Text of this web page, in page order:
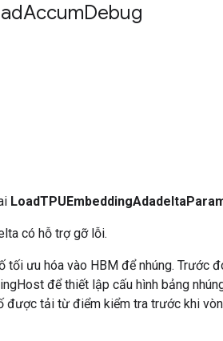
AccumDebug
có hỗ trợ gỡ lỗi.
tối ưu hóa vào HBM để nhúng. Trước
để thiết lập cấu hình bảng
được tải từ điểm kiểm tra trước khi